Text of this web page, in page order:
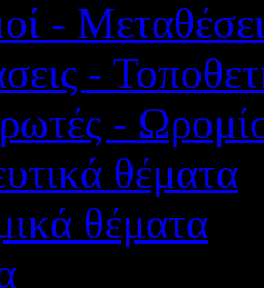
-
-
-
θέματα
θέματα